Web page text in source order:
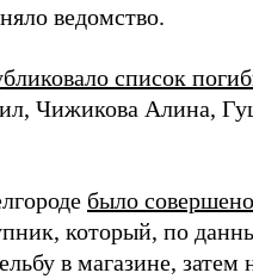
ведомство.
список
Чижикова Алина,
было
который, по
в магазине, затем